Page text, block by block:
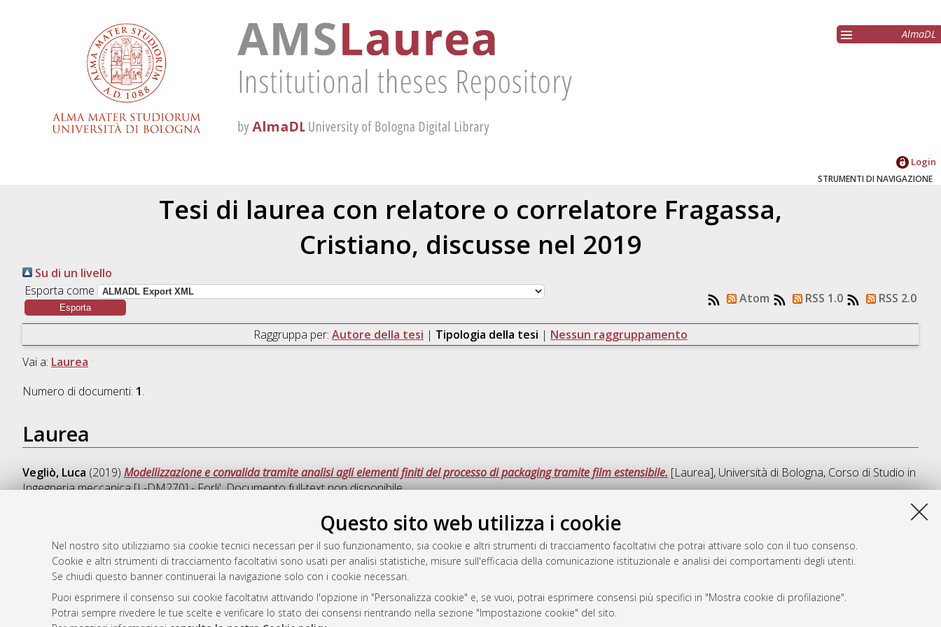
Questo sito web utilizza i cookie
Nel nostro sito utilizziamo sia cookie tecnici necessari per il suo funzionamento, sia cookie e altri strumenti di tracciamento facoltativi che potrai attivare solo con il tuo consenso.
Cookie e altri strumenti di tracciamento facoltativi sono usati per analisi statistiche, misure sull'efficacia della comunicazione istituzionale e analisi dei comportamenti degli utenti.
Se chiudi questo banner continuerai la navigazione solo con i cookie necessari.
Puoi esprimere il consenso sui cookie facoltativi attivando l'opzione in "Personalizza cookie" e, se vuoi, potrai esprimere consensi più specifici in "Mostra cookie di profilazione".
Potrai sempre rivedere le tue scelte e verificare lo stato dei consensi rientrando nella sezione "Impostazione cookie" del sito.
AlmaDL
Login
STRUMENTI DI NAVIGAZIONE
Tesi di laurea con relatore o correlatore Fragassa,
Cristiano, discusse nel 2019
Su di un livello
Esporta come
Atom RSS 1.0 RSS 2.0
Raggruppa per: Autore della tesi | Tipologia della tesi | Nessun raggruppamento
Vai a: Laurea
Numero di documenti: 1.
Laurea
Vegliò, Luca (2019) Modellizzazione e convalida tramite analisi agli elementi finiti del processo di packaging tramite film estensibile. [Laurea], Università di Bologna, Corso di Studio in
Ingegneria meccanica [L-DM270] - Forli', Documento full-text non disponibile
Questa lista e' stata generata il Fri Aug 7 14:49:33 2026 CEST
Atom
Rss 2.0
AMS Laurea
Servizio implementato e gestito da
Impostazioni Cookie
Informativa sulla privacy